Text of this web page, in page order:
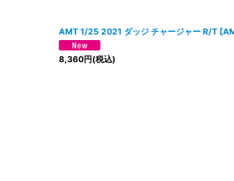
AMT 1/25 2021 ダッジ チャージャー R/T [
8,360円(税込)